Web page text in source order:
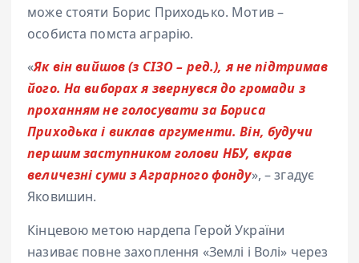
може стояти Борис Приходько. Мотив –
особиста помста аграрію.
«Як він вийшов (з СІЗО – ред.), я не підтримав
його. На виборах я звернувся до громади з
проханням не голосувати за Бориса
Приходька і виклав аргументи. Він, будучи
першим заступником голови НБУ, вкрав
величезні суми з Аграрного фонду», – згадує
Яковишин.
Кінцевою метою нардепа Герой України
називає повне захоплення «Землі і Волі» через